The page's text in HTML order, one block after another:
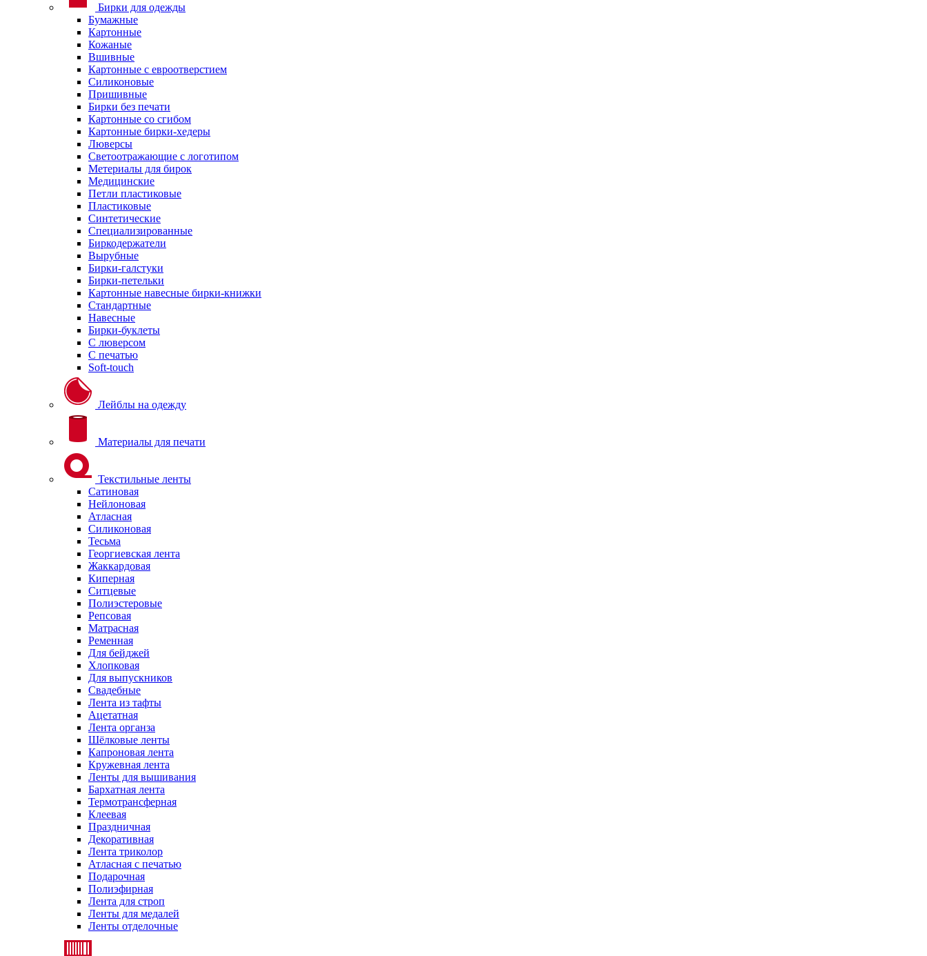
Бирки для одежды
Бумажные
Картонные
Кожаные
Вшивные
Картонные с евроотверстием
Силиконовые
Пришивные
Бирки без печати
Картонные со сгибом
Картонные бирки-хедеры
Люверсы
Светоотражающие с логотипом
Метериалы для бирок
Медицинские
Петли пластиковые
Пластиковые
Синтетические
Специализированные
Биркодержатели
Вырубные
Бирки-галстуки
Бирки-петельки
Картонные навесные бирки-книжки
Стандартные
Навесные
Бирки-буклеты
С люверсом
С печатью
Soft-touch
Лейблы на одежду
Материалы для печати
Текстильные ленты
Сатиновая
Нейлоновая
Атласная
Силиконовая
Тесьма
Георгиевская лента
Жаккардовая
Киперная
Ситцевые
Полиэстеровые
Репсовая
Матрасная
Ременная
Для бейджей
Хлопковая
Для выпускников
Свадебные
Лента из тафты
Ацетатная
Лента органза
Шёлковые ленты
Капроновая лента
Кружевная лента
Ленты для вышивания
Бархатная лента
Термотрансферная
Клеевая
Праздничная
Декоративная
Лента триколор
Атласная с печатью
Подарочная
Полиэфирная
Лента для строп
Ленты для медалей
Ленты отделочные